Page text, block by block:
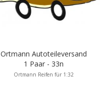
Ortmann Autoteileversand
1 Paar - 33n
Ortmann Reifen für 1:32